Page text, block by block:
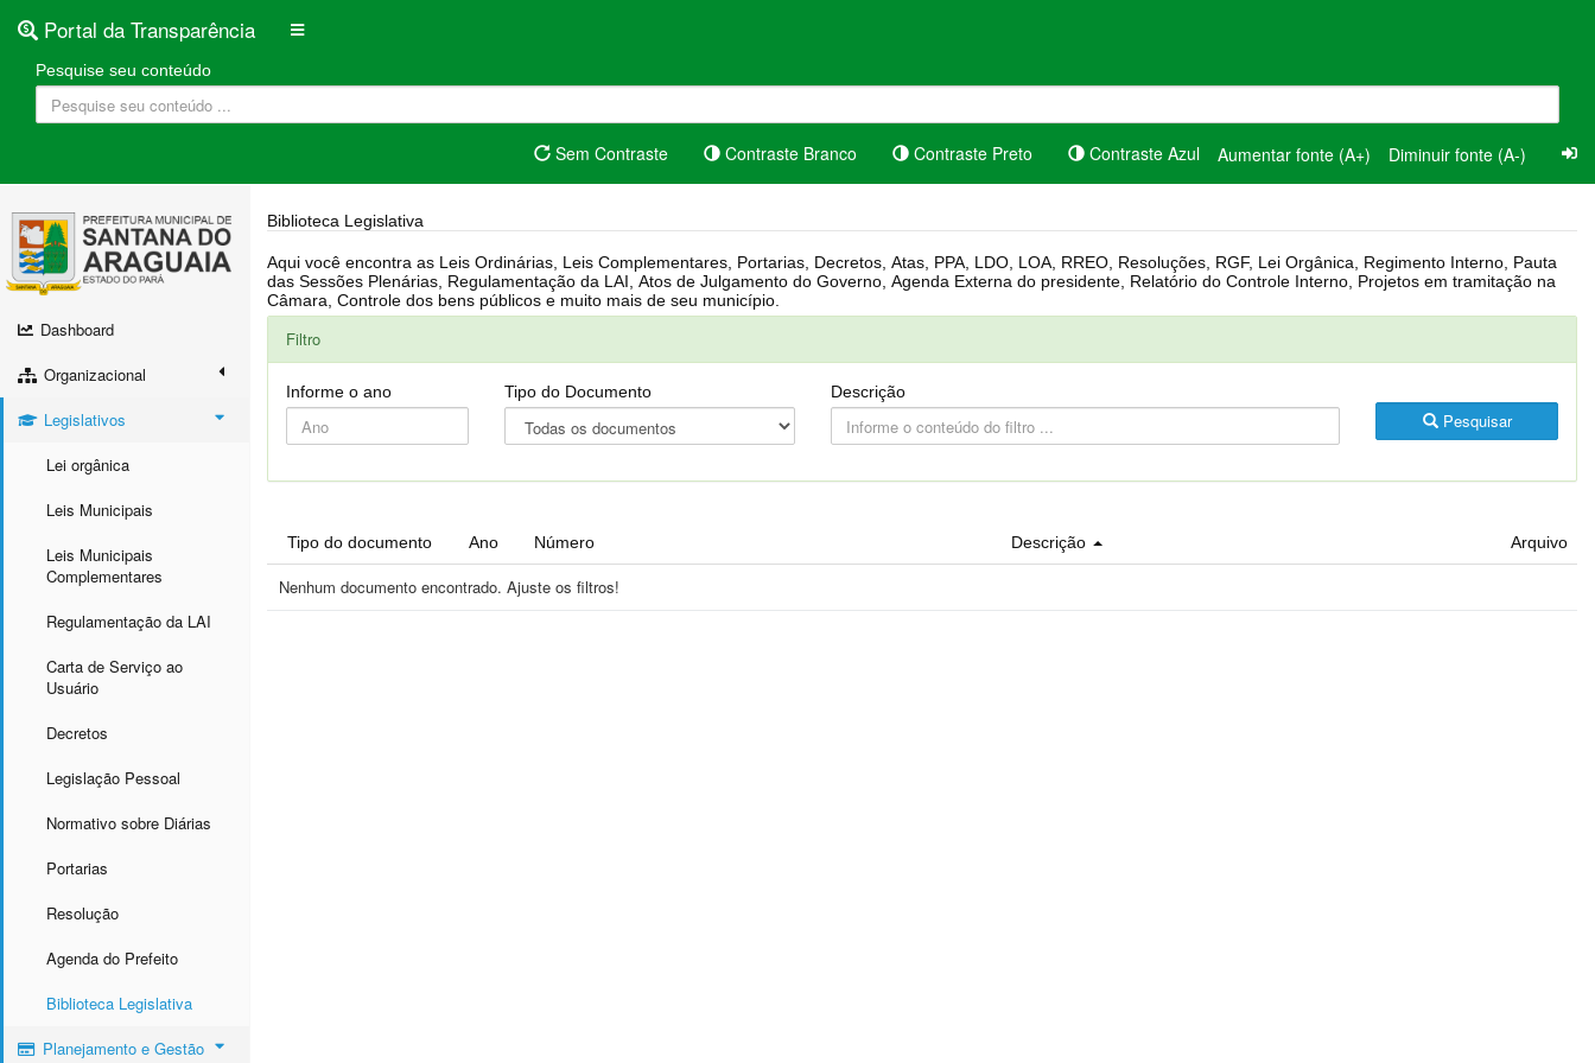
Portal da Transparência
Pesquise seu conteúdo
Sem Contraste Contraste Branco Contraste Preto Contraste Azul Aumentar fonte (A+) Diminuir fonte (A-)
Dashboard
Organizacional
Legislativos
Lei orgânica
Leis Municipais
Leis Municipais
Complementares
Regulamentação da LAI
Carta de Serviço ao
Usuário
Decretos
Legislação Pessoal
Normativo sobre Diárias
Portarias
Resolução
Agenda do Prefeito
Biblioteca Legislativa
Planejamento e Gestão
Biblioteca Legislativa
Aqui você encontra as Leis Ordinárias, Leis Complementares, Portarias, Decretos, Atas, PPA, LDO, LOA, RREO, Resoluções, RGF, Lei Orgânica, Regimento Interno, Pauta
das Sessões Plenárias, Regulamentação da LAI, Atos de Julgamento do Governo, Agenda Externa do presidente, Relatório do Controle Interno, Projetos em tramitação na
Câmara, Controle dos bens públicos e muito mais de seu município.
Filtro
Informe o ano Tipo do Documento Descrição
Pesquisar
Tipo do documento Ano Número Descrição Arquivo
Nenhum documento encontrado. Ajuste os filtros!